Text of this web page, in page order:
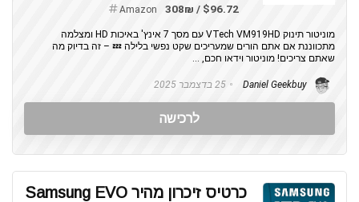
$96.72 / 308₪
Amazon
מוניטור תינוק VTech VM919HD עם מסך 7 אינץ' באיכות HD ומצלמה
מתכווננת אם אתם הורים שמעריכים שקט נפשי בלילה 💤 – זה בדיוק מה
שאתם צריכים! מוניטור וידאו חכם, ...
25 בדצמבר 2025
לרכישה
כרטיס זיכרון מהיר Samsung EVO